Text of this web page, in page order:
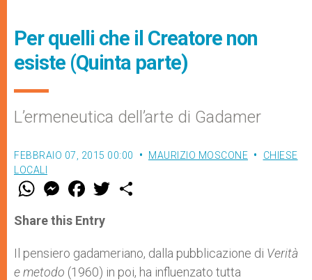
Per quelli che il Creatore non
esiste (Quinta parte)
L’ermeneutica dell’arte di Gadamer
FEBBRAIO 07, 2015 00:00 MAURIZIO MOSCONE
CHIESE
LOCALI
W
t
s
p
p
M
e
s
e
g
e
r
F
a
e
b
o
k
w
r
Share this Entry
Il pensiero gadameriano, dalla pubblicazione di Verità
e metodo (1960) in poi, ha influenzato tutta